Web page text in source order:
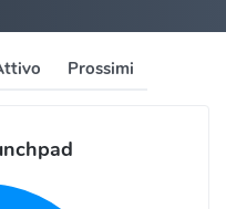
Prossimi